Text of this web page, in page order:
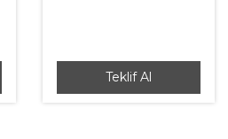
Teklif Al